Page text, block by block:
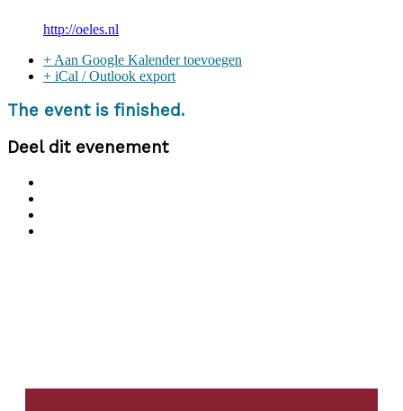
http://oeles.nl
+ Aan Google Kalender toevoegen
+ iCal / Outlook export
The event is finished.
Deel dit evenement